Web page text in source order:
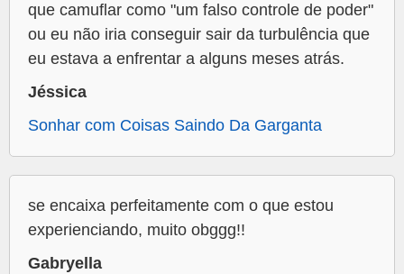
que camuflar como "um falso controle de poder"
ou eu não iria conseguir sair da turbulência que
eu estava a enfrentar a alguns meses atrás.
Jéssica
Sonhar com Coisas Saindo Da Garganta
se encaixa perfeitamente com o que estou
experienciando, muito obggg!!
Gabryella